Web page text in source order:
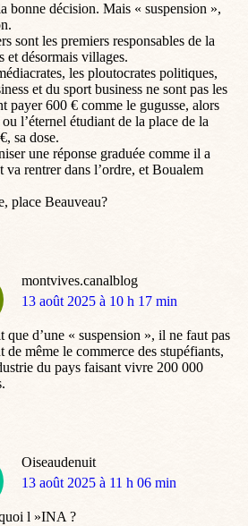
bonne décision. Mais « suspension »,
sont les premiers responsables de la
et désormais villages.
les ploutocrates politiques,
et du sport business ne sont pas les
payer 600 € comme le gugusse, alors
l’éternel étudiant de la place de la
sa dose.
une réponse graduée comme il a
va rentrer dans l’ordre, et Boualem
place Beauveau?
montvives.canalblog
dit
13 août 2025 à 10 h 17 min
que d’une « suspension », il ne faut pas
de même le commerce des stupéfiants,
du pays faisant vivre 200 000
Oiseaudenuit
dit
13 août 2025 à 11 h 06 min
l »INA ?